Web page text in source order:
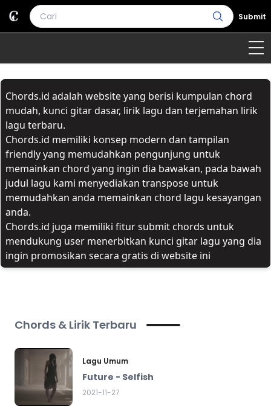
Submit
Home
Genre Country Bahasa Daerah
Lagu Umum
Terjemahan
Daftar Isi
Chords.id adalah website yang berisi kumpulan chord
mudah, kunci gitar dasar, lirik lagu dan terjemahan lirik
lagu terbaru.
Chords.id memiliki konsep modern dan tampilan
friendly yang memudahkan pengunjung untuk
memainkan chord yang ingin dia bawakan, pada bawah
judul lagu kami menyediakan transpose untuk
memudahkan anda memainkan chord lagu kesayangan
anda.
Chords.id juga memiliki fitur submit chords untuk
mendukung user menerbitkan kunci gitar lagu yang dia
ingin promosikan secara gratis di website ini
Chords & Lirik Terbaru
Lagu Umum
Future - Selfish
2021-11-27